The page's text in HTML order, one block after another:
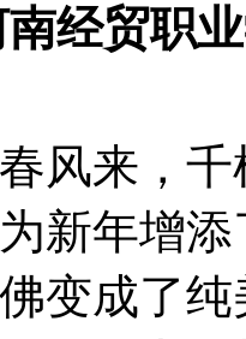
经贸职
来，千
新年增
变成了